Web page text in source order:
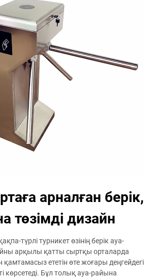
арналған берік,
төзімді дизайн
түрлі турникет өзінің берік ауа-
арқылы қатты сыртқы орталарда
қамтамасыз ететін өте жоғары деңгейдегі
көрсетеді. Бұл толық ауа-райына